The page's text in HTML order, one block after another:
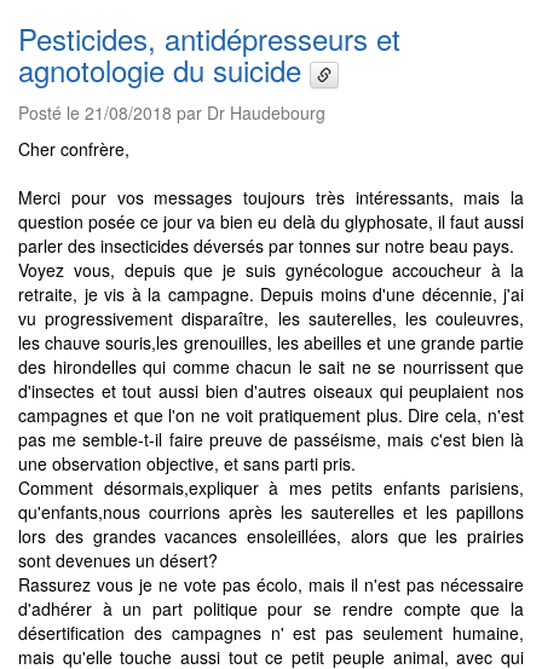
Pesticides, antidépresseurs et
agnotologie du suicide
Posté le 21/08/2018 par Dr Haudebourg
Cher confrère,
Merci pour vos messages toujours très intéressants, mais la
question posée ce jour va bien eu delà du glyphosate, il faut aussi
parler des insecticides déversés par tonnes sur notre beau pays.
Voyez vous, depuis que je suis gynécologue accoucheur à la
retraite, je vis à la campagne. Depuis moins d'une décennie, j'ai
vu progressivement disparaître, les sauterelles, les couleuvres,
les chauve souris,les grenouilles, les abeilles et une grande partie
des hirondelles qui comme chacun le sait ne se nourrissent que
d'insectes et tout aussi bien d'autres oiseaux qui peuplaient nos
campagnes et que l'on ne voit pratiquement plus. Dire cela, n'est
pas me semble-t-il faire preuve de passéisme, mais c'est bien là
une observation objective, et sans parti pris.
Comment désormais,expliquer à mes petits enfants parisiens,
qu'enfants,nous courrions après les sauterelles et les papillons
lors des grandes vacances ensoleillées, alors que les prairies
sont devenues un désert?
Rassurez vous je ne vote pas écolo, mais il n'est pas nécessaire
d'adhérer à un part politique pour se rendre compte que la
désertification des campagnes n' est pas seulement humaine,
mais qu'elle touche aussi tout ce petit peuple animal, avec qui